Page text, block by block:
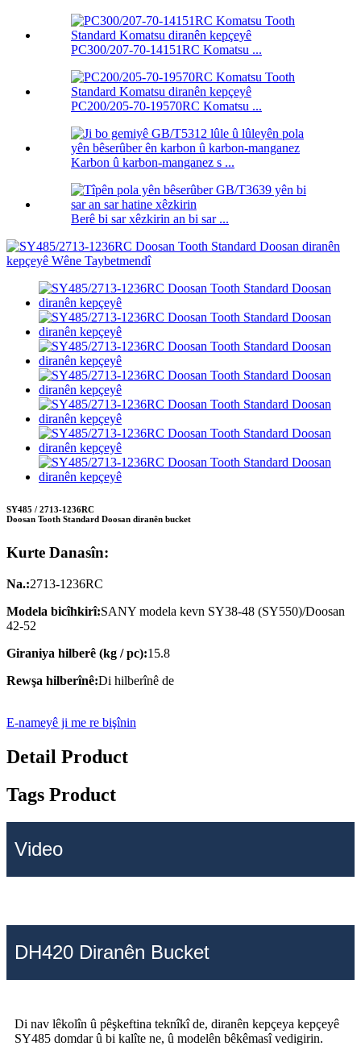
PC300/207-70-14151RC Komatsu ...
PC200/205-70-19570RC Komatsu ...
Karbon û karbon-manganez s ...
Berê bi sar xêzkirin an bi sar ...
SY485 / 2713-1236RC
Doosan Tooth Standard Doosan diranên bucket
Kurte Danasîn:
Na.:2713-1236RC
Modela bicîhkirî:SANY modela kevn SY38-48 (SY550)/Doosan
42-52
Giraniya hilberê (kg / pc):15.8
Rewşa hilberînê:Di hilberînê de
E-nameyê ji me re bişînin
Detail Product
Tags Product
Video
DH420 Diranên Bucket
Di nav lêkolîn û pêşkeftina teknîkî de, diranên kepçeya kepçeyê
SY485 domdar û bi kalîte ne, û modelên bêkêmasî vedigirin.